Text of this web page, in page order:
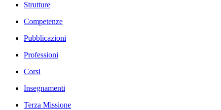
Strutture
Competenze
Pubblicazioni
Professioni
Corsi
Insegnamenti
Terza Missione